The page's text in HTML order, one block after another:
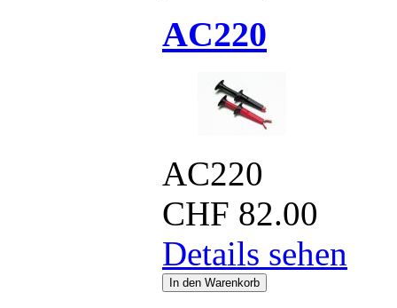
AC220
AC220
CHF 82.00
Details sehen